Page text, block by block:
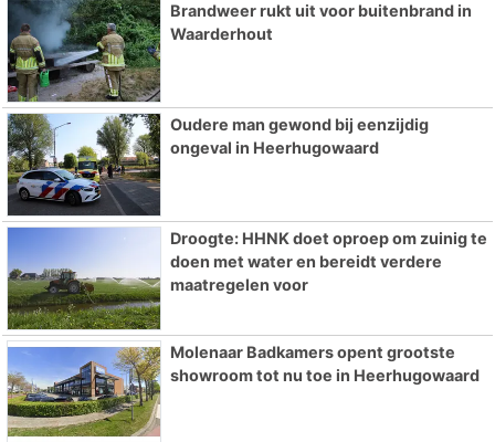
Brandweer rukt uit voor buitenbrand in
Waarderhout
Oudere man gewond bij eenzijdig
ongeval in Heerhugowaard
Droogte: HHNK doet oproep om zuinig te
doen met water en bereidt verdere
maatregelen voor
Molenaar Badkamers opent grootste
showroom tot nu toe in Heerhugowaard